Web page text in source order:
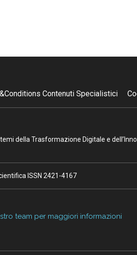
Contenuti Specialistici
della Trasformazione Digitale e
ISSN 2421-4167
team per maggiori informazioni